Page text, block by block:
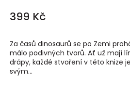
399 Kč
Za časů dinosaurů se po Zemi
málo podivných tvorů. Ať už mají
drápy, každé stvoření v této knize
svým...